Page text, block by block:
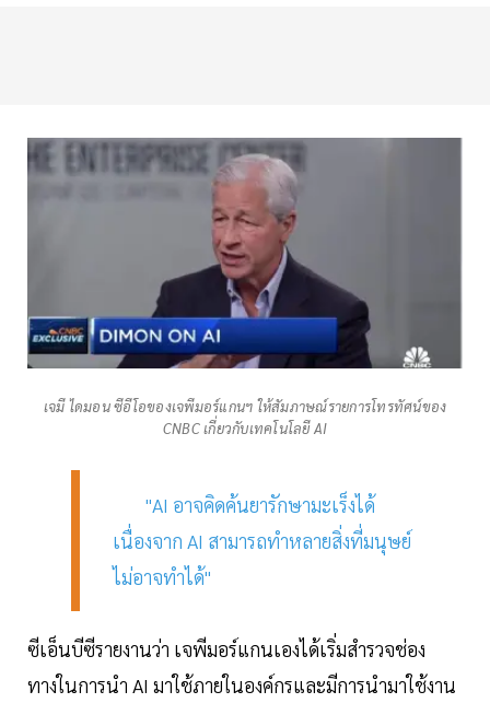
เจมี ไดมอน ซีอีโอของเจพีมอร์แกนฯ ให้สัมภาษณ์รายการโทรทัศน์ของ
CNBC เกี่ยวกับเทคโนโลยี AI
"AI อาจคิดค้นยารักษามะเร็งได้
เนื่องจาก AI สามารถทำหลายสิ่งที่มนุษย์
ไม่อาจทำได้"
ซีเอ็นบีซีรายงานว่า เจพีมอร์แกนเองได้เริ่มสำรวจช่อง
ทางในการนำ AI มาใช้ภายในองค์กรและมีการนำมาใช้งาน